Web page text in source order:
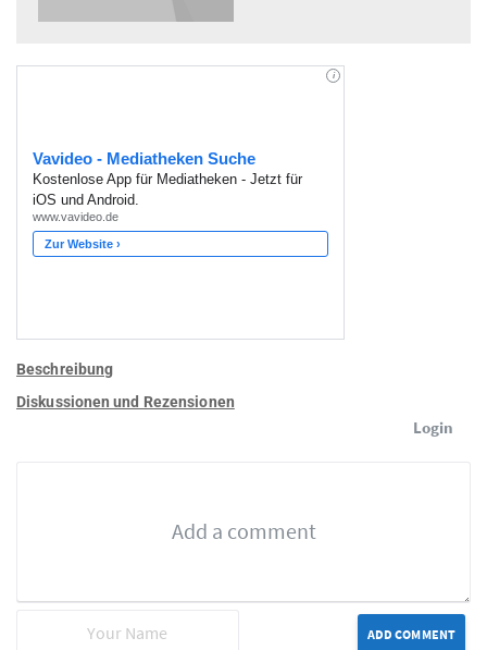
Beschreibung
Diskussionen und Rezensionen
Login
ADD COMMENT